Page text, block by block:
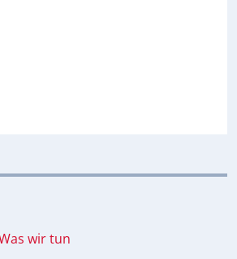
wir tun